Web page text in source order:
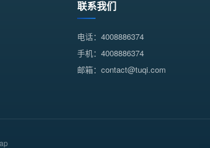
联系我们
电话：4008886374
手机：4008886374
邮箱：contact@tuqi.com